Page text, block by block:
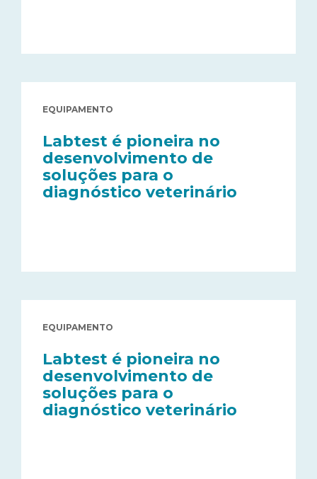
EQUIPAMENTO
Labtest é pioneira no
desenvolvimento de
soluções para o
diagnóstico veterinário
EQUIPAMENTO
Labtest é pioneira no
desenvolvimento de
soluções para o
diagnóstico veterinário